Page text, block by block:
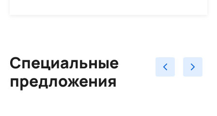
Специальные
предложения